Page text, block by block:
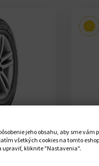
LT RA18
109T
jeho obsahu, aby sme vám
všetkých cookies na tomto
upraviť, kliknite "Nastavenia".